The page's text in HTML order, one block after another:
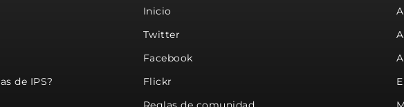
de IPS?
Inicio
Twitter
Facebook
Flickr